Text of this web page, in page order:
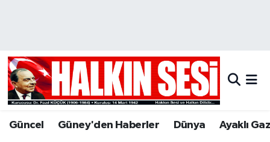
Güncel Güney'den Haberler Dünya Ayaklı
Hava Durumu
Trafik Durumu